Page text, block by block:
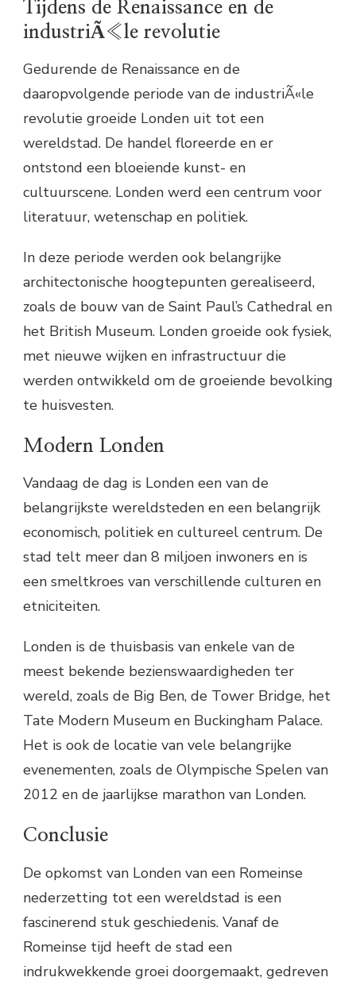
Tijdens de Renaissance en de
industriÃ«le revolutie
Gedurende de Renaissance en de
daaropvolgende periode van de industriÃ«le
revolutie groeide Londen uit tot een
wereldstad. De handel floreerde en er
ontstond een bloeiende kunst- en
cultuurscene. Londen werd een centrum voor
literatuur, wetenschap en politiek.
In deze periode werden ook belangrijke
architectonische hoogtepunten gerealiseerd,
zoals de bouw van de Saint Paul’s Cathedral en
het British Museum. Londen groeide ook fysiek,
met nieuwe wijken en infrastructuur die
werden ontwikkeld om de groeiende bevolking
te huisvesten.
Modern Londen
Vandaag de dag is Londen een van de
belangrijkste wereldsteden en een belangrijk
economisch, politiek en cultureel centrum. De
stad telt meer dan 8 miljoen inwoners en is
een smeltkroes van verschillende culturen en
etniciteiten.
Londen is de thuisbasis van enkele van de
meest bekende bezienswaardigheden ter
wereld, zoals de Big Ben, de Tower Bridge, het
Tate Modern Museum en Buckingham Palace.
Het is ook de locatie van vele belangrijke
evenementen, zoals de Olympische Spelen van
2012 en de jaarlijkse marathon van Londen.
Conclusie
De opkomst van Londen van een Romeinse
nederzetting tot een wereldstad is een
fascinerend stuk geschiedenis. Vanaf de
Romeinse tijd heeft de stad een
indrukwekkende groei doorgemaakt, gedreven